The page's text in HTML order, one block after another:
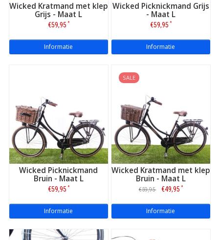
Wicked Kratmand met klep
Grijs - Maat L
€59,95 *
Informatie
Wicked Picknickmand Grijs
- Maat L
€59,95 *
Informatie
Wicked Picknickmand
Bruin - Maat L
€59,95 *
Informatie
SALE
Wicked Kratmand met klep
Bruin - Maat L
€59,95 €49,95 *
Informatie